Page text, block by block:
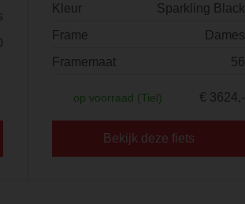
Kleur
Sparkling Black
Frame
Dames
Framemaat
56
op voorraad (Tiel) € 3624,-
Bekijk deze fiets